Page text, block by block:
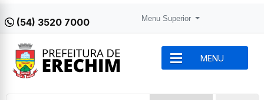
(54) 3520 7000 Menu Superior
MENU